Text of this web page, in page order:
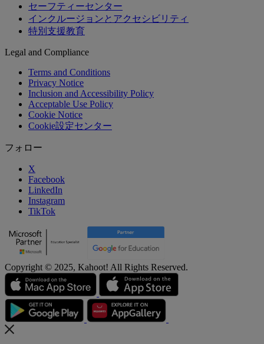
セーフティーセンター
インクルージョンとアクセシビリティ
特別支援教育
Legal and Compliance
Terms and Conditions
Privacy Notice
Inclusion and Accessibility Policy
Acceptable Use Policy
Cookie Notice
Cookie設定センター
フォロー
X
Facebook
LinkedIn
Instagram
TikTok
Copyright © 2025, Kahoot! All Rights Reserved.